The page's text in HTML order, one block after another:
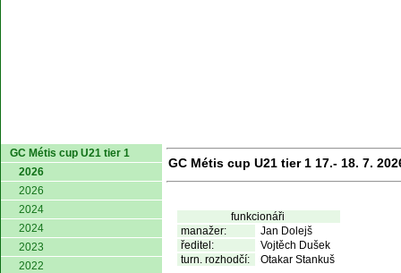
GC Métis cup U21 tier 1
2026
2026
2024
2024
2023
2022
GC Métis cup U21 tier 1 17.- 18. 7.
funkcionáři
manažer:
Jan Dolejš
ředitel:
Vojtěch Dušek
turn. rozhodčí:
Otakar Stankuš